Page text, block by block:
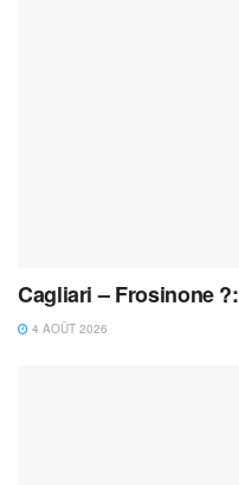
Cagliari – Frosinone
4 AOÛT 2026